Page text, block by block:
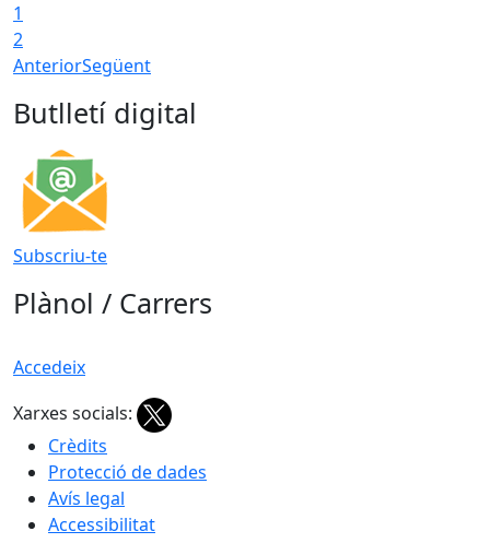
1
2
AnteriorSegüent
Butlletí digital
Subscriu-te
Plànol / Carrers
Accedeix
Xarxes socials:
Crèdits
Protecció de dades
Avís legal
Accessibilitat